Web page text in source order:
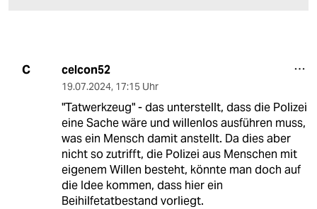
C celcon52
19.07.2024, 17:15 Uhr
"Tatwerkzeug" - das unterstellt, dass die Polizei
eine Sache wäre und willenlos ausführen muss,
was ein Mensch damit anstellt. Da dies aber
nicht so zutrifft, die Polizei aus Menschen mit
eigenem Willen besteht, könnte man doch auf
die Idee kommen, dass hier ein
Beihilfetatbestand vorliegt.